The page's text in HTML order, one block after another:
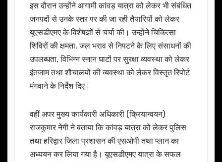
इस दौरान उन्होंने आगामी कांवड़ यात्रा को लेकर भी संबंधित
जनपदों से उनके स्तर पर की जा रही तैयारियों को लेकर
यूएसडीएमए के विशेषज्ञों से चर्चा की। उन्होंने चिकित्सा
शिविरों की क्षमता, जल भराव से निपटने के लिए संसाधनों की
उपलब्धता, विभिन्न स्नान घाटों पर सुरक्षा व्यवस्था को लेकर
इंतजाम तथा शौचालयों की व्यवस्था को लेकर विस्तृत रिपोर्ट
मंगवाने के निर्देश दिए।
वहीं अपर मुख्य कार्यकारी अधिकारी (क्रियान्वयन)
राजकुमार नेगी ने बताया कि कांवड़ यात्रा को लेकर पुलिस
तथा हरिद्वार जिला प्रशासन की एसओपी तथा प्लान का
अध्ययन कर लिया गया है। यूएसडीएमए यात्रा के सफल